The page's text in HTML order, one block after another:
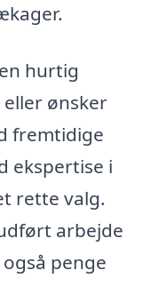
hurtig
ønsker
fremtidige
ekspertise i
rette valg.
arbejde
penge